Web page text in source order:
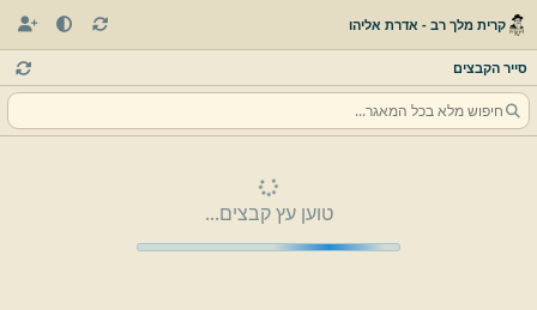
קרית מלך רב - אדרת אליהו
סייר הקבצים
טוען עץ קבצים...